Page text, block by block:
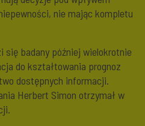
nie mając kompletu
badany później wielokrotnie
do kształtowania prognoz
dostępnych informacji.
Herbert Simon otrzymał w